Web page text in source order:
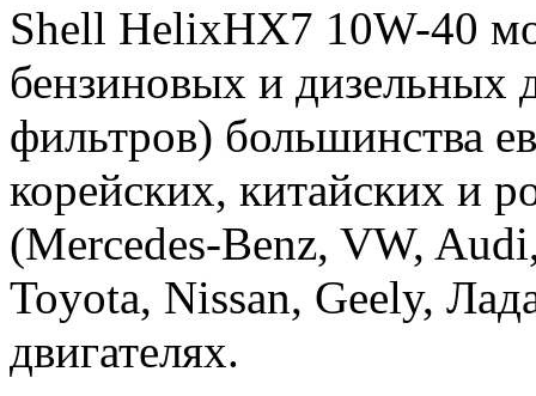
Shell HelixHX7 10W-40
бензиновых и дизельных
фильтров) большинства
корейских, китайских и
(Mercedes-Benz, VW,
Toyota, Nissan, Geely,
двигателях.